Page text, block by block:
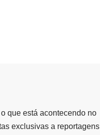
que está acontecendo no
exclusivas a reportagens